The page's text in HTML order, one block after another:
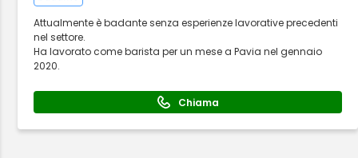
Attualmente è badante senza esperienze lavorative precedenti
nel settore.
Ha lavorato come barista per un mese a Pavia nel gennaio
2020.
Chiama